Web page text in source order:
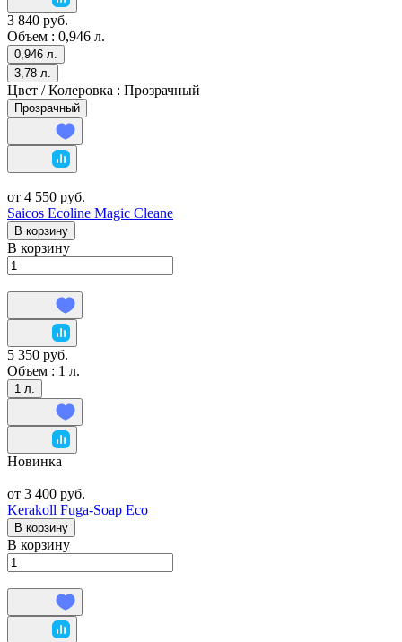
3 840 руб.
Объем : 0,946 л.
0,946 л.
3,78 л.
Цвет / Колеровка : Прозрачный
Прозрачный
от 4 550 руб.
Saicos Ecoline Magic Cleane
В корзину
В корзину
5 350 руб.
Объем : 1 л.
1 л.
Новинка
от 3 400 руб.
Kerakoll Fuga-Soap Eco
В корзину
В корзину